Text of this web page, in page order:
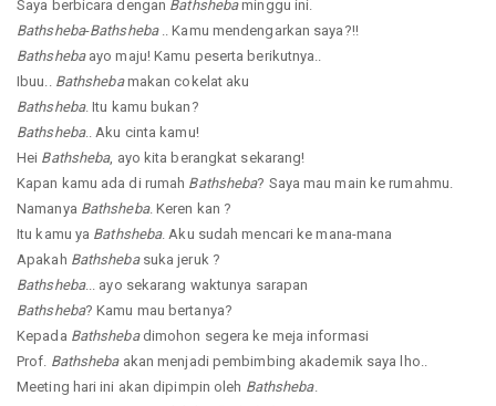
Saya berbicara dengan Bathshebaminggu ini.
Bathsheba-Bathsheba.. Kamu mendengarkan saya?!!
Bathshebaayo maju! Kamu peserta berikutnya..
Ibuu.. Bathshebamakan cokelat aku
Bathsheba. Itu kamu bukan?
Bathsheba.. Aku cinta kamu!
Hei Bathsheba, ayo kita berangkat sekarang!
Kapan kamu ada di rumah Bathsheba? Saya mau main ke rumahmu.
Namanya Bathsheba. Keren kan ?
Itu kamu ya Bathsheba. Aku sudah mencari ke mana-mana
Apakah Bathshebasuka jeruk ?
Bathsheba... ayo sekarang waktunya sarapan
Bathsheba? Kamu mau bertanya?
Kepada Bathshebadimohon segera ke meja informasi
Prof. Bathshebaakan menjadi pembimbing akademik saya lho..
Meeting hari ini akan dipimpin oleh Bathsheba.